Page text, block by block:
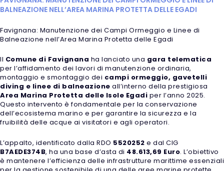
BALNEAZIONE NELL’AREA MARINA PROTETTA DELLE EGADI
Favignana: Manutenzione dei Campi Ormeggio e Linee di
Balneazione nell’Area Marina Protetta delle Egadi
Il Comune di Favignana ha lanciato una gara telematica
per l’affidamento dei lavori di manutenzione ordinaria,
montaggio e smontaggio dei campi ormeggio, gavetelli
diving e linee di balneazione all’interno della prestigiosa
Area Marina Protetta delle Isole Egadi per l’anno 2025.
Questo intervento è fondamentale per la conservazione
dell’ecosistema marino e per garantire la sicurezza e la
fruibilità delle acque ai visitatori e agli operatori.
L’appalto, identificato dalla RDO 5520252 e dal CIG
B7AEDE374B, ha una base d’asta di 48.613,69 Euro. L’obiettivo
è mantenere l’efficienza delle infrastrutture marittime essenziali